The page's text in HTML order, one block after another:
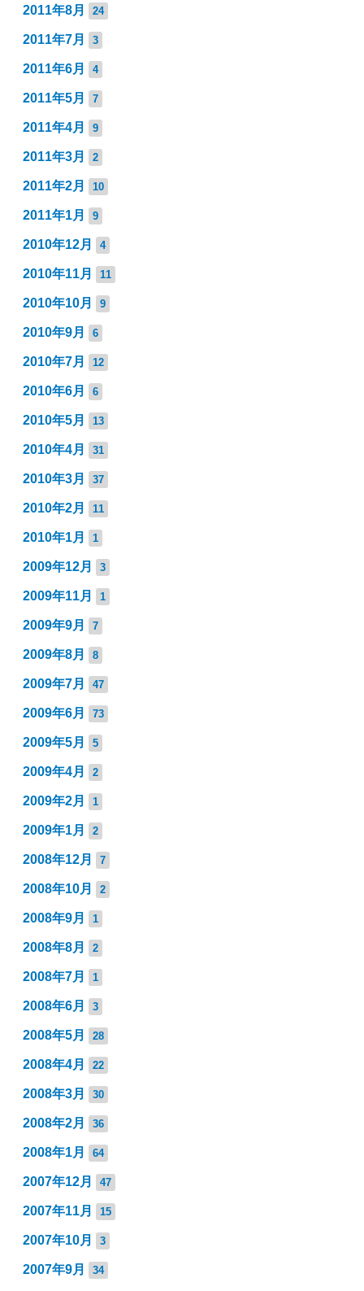
2011年8月 24
2011年7月 3
2011年6月 4
2011年5月 7
2011年4月 9
2011年3月 2
2011年2月 10
2011年1月 9
2010年12月 4
2010年11月 11
2010年10月 9
2010年9月 6
2010年7月 12
2010年6月 6
2010年5月 13
2010年4月 31
2010年3月 37
2010年2月 11
2010年1月 1
2009年12月 3
2009年11月 1
2009年9月 7
2009年8月 8
2009年7月 47
2009年6月 73
2009年5月 5
2009年4月 2
2009年2月 1
2009年1月 2
2008年12月 7
2008年10月 2
2008年9月 1
2008年8月 2
2008年7月 1
2008年6月 3
2008年5月 28
2008年4月 22
2008年3月 30
2008年2月 36
2008年1月 64
2007年12月 47
2007年11月 15
2007年10月 3
2007年9月 34